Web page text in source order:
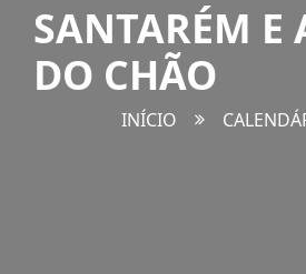
SANTARÉM E
DO CHÃO
INÍCIO